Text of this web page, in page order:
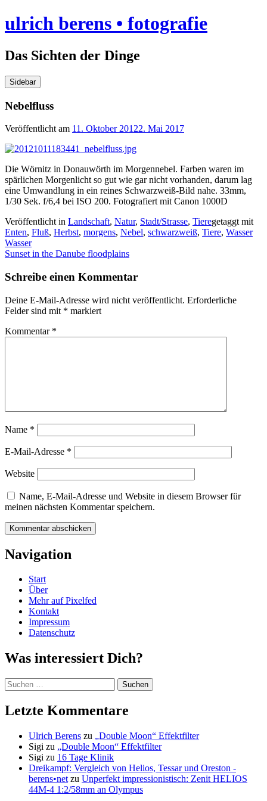
Skip
to
ulrich berens • fotografie
Das Sichten der Dinge
Sidebar
Nebelfluss
Veröffentlicht am 11. Oktober 20122. Mai 2017
Die Wörnitz in Donauwörth im Morgennebel. Farben waren im
spärlichen Morgenlicht so gut wie gar nicht vorhanden, darum lag
eine Umwandlung in ein reines Schwarzweiß-Bild nahe. 33mm,
1/30 Sek. f/6,4 bei ISO 200. Fotografiert mit Canon 1000D
Veröffentlicht in Landschaft, Natur, Stadt/Strasse, Tieregetaggt mit
Enten, Fluß, Herbst, morgens, Nebel, schwarzweiß, Tiere, Wasser
Beitragsnavigation
Wasser
Sunset in the Danube floodplains
Schreibe einen Kommentar
Deine E-Mail-Adresse wird nicht veröffentlicht. Erforderliche
Felder sind mit * markiert
Kommentar *
Name *
E-Mail-Adresse *
Website
Name, E-Mail-Adresse und Website in diesem Browser für
meinen nächsten Kommentar speichern.
Navigation
Start
Über
Mehr auf Pixelfed
Kontakt
Impressum
Datenschutz
Was interessiert Dich?
Suchen
nach:
Letzte Kommentare
Ulrich Berens zu „Double Moon“ Effektfilter
Sigi zu „Double Moon“ Effektfilter
Sigi zu 16 Tage Klinik
Dreikampf: Vergleich von Helios, Tessar und Oreston -
berens•net zu Unperfekt impressionistisch: Zenit HELIOS
44M-4 1:2/58mm an Olympus